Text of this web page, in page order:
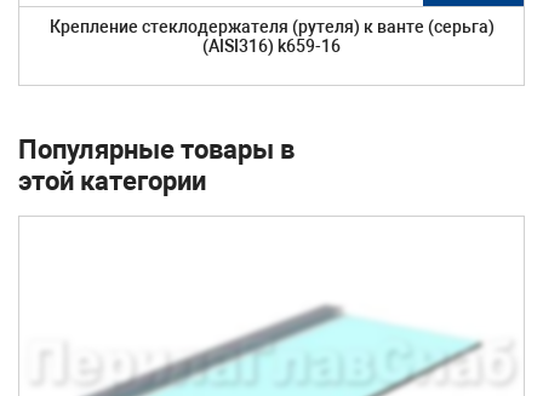
Крепление стеклодержателя (рутеля) к ванте (серьга)
(AISI316) k659-16
Популярные товары в
этой категории